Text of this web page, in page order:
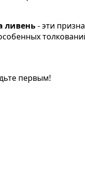
ливень- эти
первым!